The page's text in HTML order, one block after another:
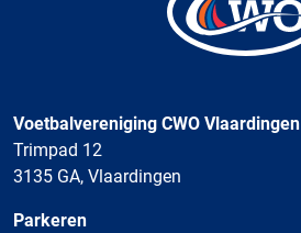
Voetbalvereniging CWO Vlaardingen
Trimpad 12
3135 GA, Vlaardingen
Parkeren